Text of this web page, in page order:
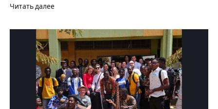
Читать далее